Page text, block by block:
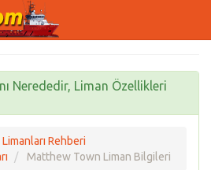
Nerededir, Liman Özellikleri
Rehberi
Matthew Town Liman Bilgileri